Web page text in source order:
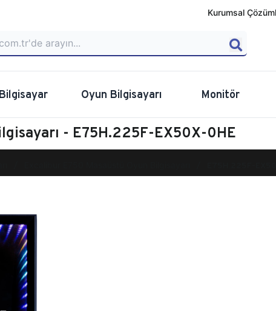
Kurumsal
Bilgisayar Oyun Bilgisayarı Monitör
- E75H.225F-EX50X-0HE